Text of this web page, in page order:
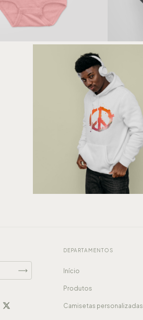
DEPARTAMENTOS
Início
Produtos
Camisetas personalizadas